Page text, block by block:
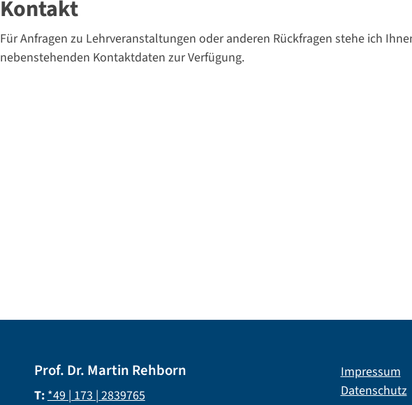
Kontakt
Für Anfragen zu Lehrveranstaltungen oder anderen Rückfragen stehe ich
nebenstehenden Kontaktdaten zur Verfügung.
Prof. Dr. Martin Rehborn
T: *49 | 173 | 2839765
Impressum
Datenschutz